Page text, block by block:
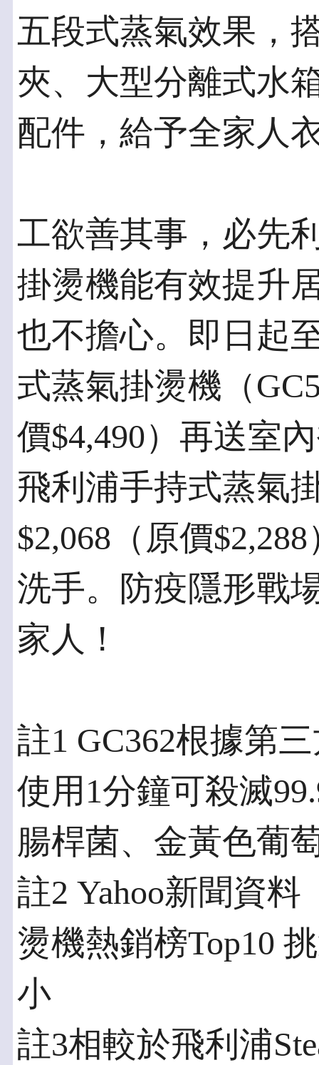
五段式蒸氣效果，
夾、大型分離式水
配件，給予全家人
工欲善其事，必先
掛燙機能有效提升
也不擔心。即日起
式蒸氣掛燙機（
價$4,490）再送室
飛利浦手持式蒸氣
$2,068（原價
洗手。防疫隱形戰
家人！
註1 GC362根據第
使用1分鐘可殺滅
腸桿菌、金黃色葡
註2 Yahoo新聞資
燙機熱銷榜Top10
小
註3相較於飛利浦